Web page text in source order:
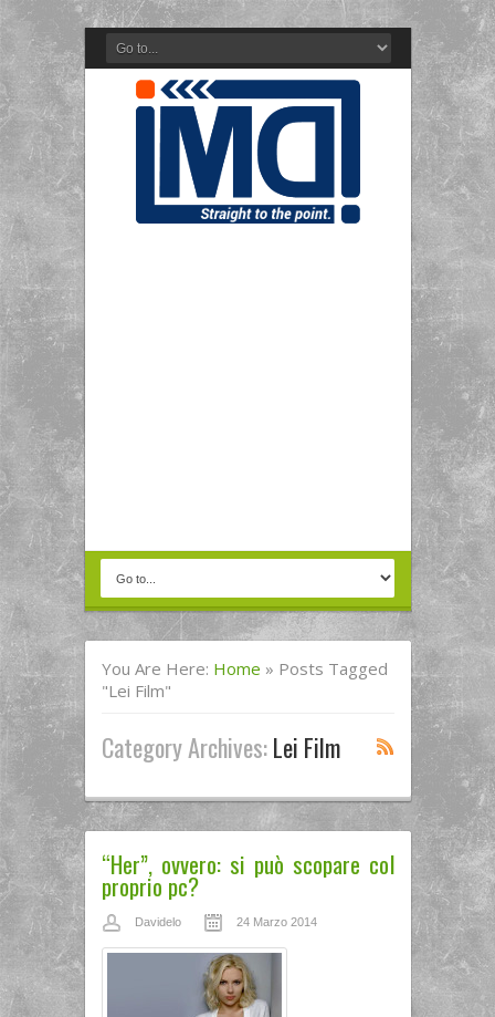
You Are Here: Home » Posts Tagged
"Lei Film"
Category Archives:Lei Film
“Her”, ovvero: si può scopare col
proprio pc?
Davidelo 24 Marzo 2014